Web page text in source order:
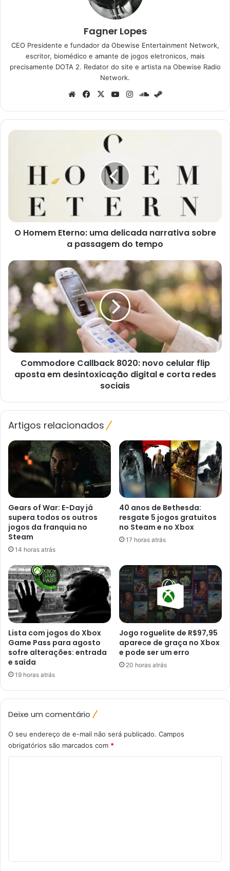
Fagner Lopes
CEO Presidente e fundador da Obewise Entertainment Network,
escritor, biomédico e amante de jogos eletronicos, mais
precisamente DOTA 2. Redator do site e artista na Obewise Radio
Network.
WebsiteFacebook
X YouTubeInstagramSoundCloud
O
delicada
narrativa
passagem
doO Homem Eterno: uma delicada narrativa sobre
a passagem do tempo
Commodore
Callback
8020:
novo
celular
flip
aposta
em
desintoxicação
digital
sociais
Commodore Callback 8020: novo celular flip
aposta em desintoxicação digital e corta redes
sociais
Artigos relacionados
Gears of War: E-Day já
supera todos os outros
jogos da franquia no
Steam
14 horas atrás
40 anos de Bethesda:
resgate 5 jogos gratuitos
no Steam e no Xbox
17 horas atrás
Lista com jogos do Xbox
Game Pass para agosto
sofre alterações: entrada
e saída
19 horas atrás
Jogo roguelite de R$97,95
aparece de graça no Xbox
e pode ser um erro
20 horas atrás
Deixe um comentário
O seu endereço de e-mail não será publicado. Campos
obrigatórios são marcados com *